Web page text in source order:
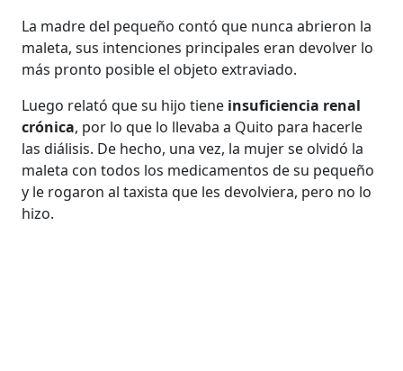
La madre del pequeño contó que nunca abrieron la
maleta, sus intenciones principales eran devolver lo
más pronto posible el objeto extraviado.
Luego relató que su hijo tiene insuficiencia renal
crónica, por lo que lo llevaba a Quito para hacerle
las diálisis. De hecho, una vez, la mujer se olvidó la
maleta con todos los medicamentos de su pequeño
y le rogaron al taxista que les devolviera, pero no lo
hizo.